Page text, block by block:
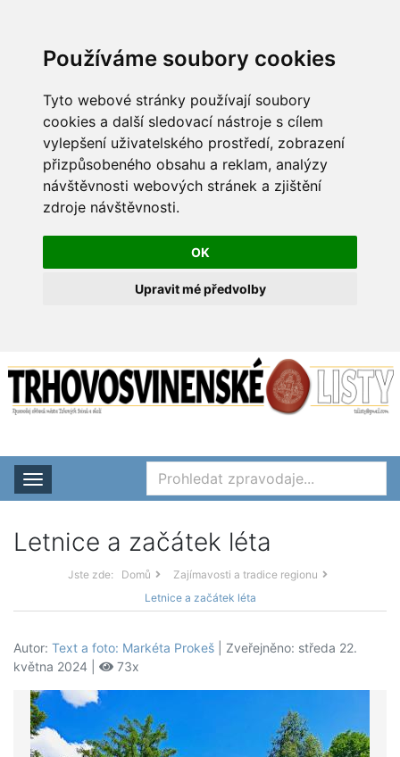
Používáme soubory cookies
Tyto webové stránky používají soubory
cookies a další sledovací nástroje s cílem
vylepšení uživatelského prostředí, zobrazení
přizpůsobeného obsahu a reklam, analýzy
návštěvnosti webových stránek a zjištění
zdroje návštěvnosti.
OK
Upravit mé předvolby
Rozbalit nabídku
Letnice a začátek léta
Jste zde: Domů
Zajímavosti a tradice regionu
Letnice a začátek léta
Autor: Text a foto: Markéta Prokeš | Zveřejněno: středa 22.
května 2024 |
73x